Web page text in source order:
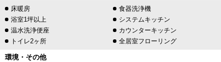
床暖房
食器洗浄機
浴室1坪以上
システムキッチン
温水洗浄便座
カウンターキッチン
トイレ2ヶ所
全居室フローリング
環境・その他